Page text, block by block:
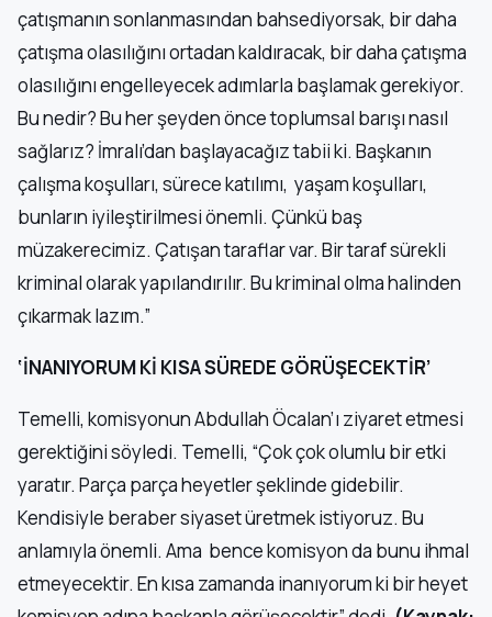
çatışmanın sonlanmasından bahsediyorsak, bir daha
çatışma olasılığını ortadan kaldıracak, bir daha çatışma
olasılığını engelleyecek adımlarla başlamak gerekiyor.
Bu nedir? Bu her şeyden önce toplumsal barışı nasıl
sağlarız? İmralı’dan başlayacağız tabii ki. Başkanın
çalışma koşulları, sürece katılımı, yaşam koşulları,
bunların iyileştirilmesi önemli. Çünkü baş
müzakerecimiz. Çatışan taraflar var. Bir taraf sürekli
kriminal olarak yapılandırılır. Bu kriminal olma halinden
çıkarmak lazım.”
‘İNANIYORUM Kİ KISA SÜREDE GÖRÜŞECEKTİR’
Temelli, komisyonun Abdullah Öcalan’ı ziyaret etmesi
gerektiğini söyledi. Temelli, “Çok çok olumlu bir etki
yaratır. Parça parça heyetler şeklinde gidebilir.
Kendisiyle beraber siyaset üretmek istiyoruz. Bu
anlamıyla önemli. Ama bence komisyon da bunu ihmal
etmeyecektir. En kısa zamanda inanıyorum ki bir heyet